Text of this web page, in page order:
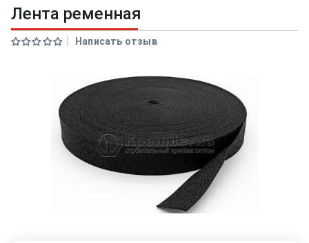
Лента ременная
Написать отзыв